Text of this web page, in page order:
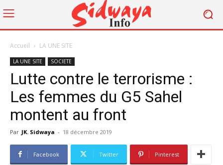
Accueil LA UNE SITE
LA UNE SITE SOCIETE
Lutte contre le terrorisme :
Les femmes du G5 Sahel
montent au front
Par JK. Sidwaya - 18 décembre 2019
Facebook Twitter Pinterest